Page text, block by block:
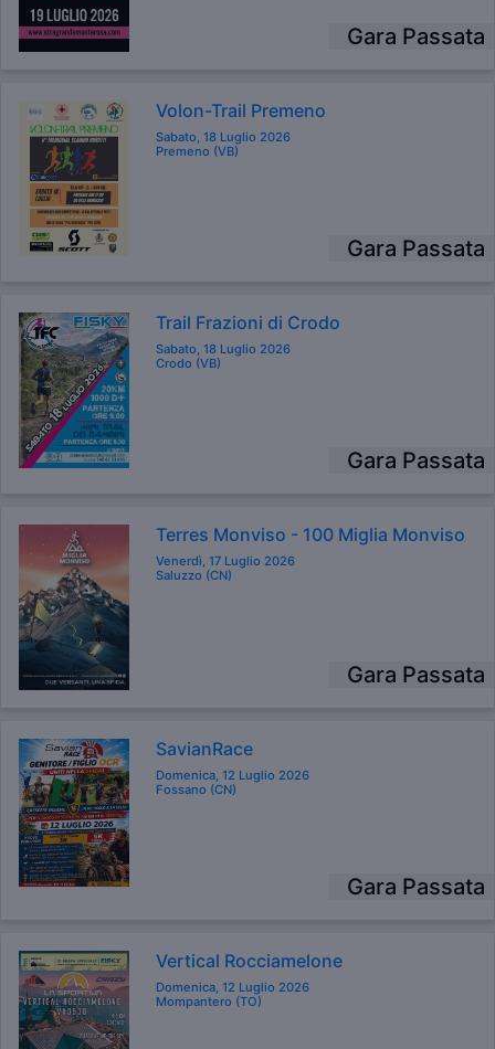
Gara Passata
Volon-Trail Premeno
Sabato, 18 Luglio 2026
Premeno (VB)
Gara Passata
Trail Frazioni di Crodo
Sabato, 18 Luglio 2026
Crodo (VB)
Gara Passata
Terres Monviso - 100 Miglia Monviso
Venerdì, 17 Luglio 2026
Saluzzo (CN)
Gara Passata
SavianRace
Domenica, 12 Luglio 2026
Fossano (CN)
Gara Passata
Vertical Rocciamelone
Domenica, 12 Luglio 2026
Mompantero (TO)